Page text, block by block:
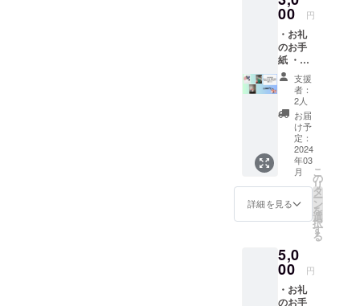
送させ
て頂き
ます。
スト
ラップ
の色、
デザイ
ンはお
任せく
ださ
い。
00 円
・お礼
のお手
紙 ・メ
ルシー
マスク
（黒ま
たは
白） ・
猫ちゃ
んレ
ザース
トラッ
プ ・紙
紐リー
ス メル
シーク
からお
礼のお
手紙と
選べる
支援
者：
2人
お届
け予
定：
2024
年03
月
詳細を見る
こ
の
リ
タ
ー
ン
を
選
択
す
る
5,0
00 円
・お礼
のお手